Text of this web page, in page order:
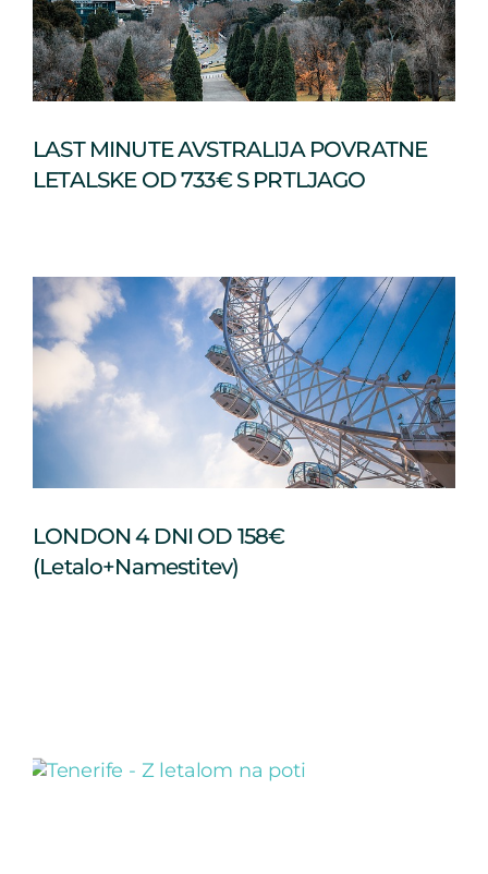
LAST MINUTE AVSTRALIJA POVRATNE
LETALSKE OD 733€ S PRTLJAGO
LONDON 4 DNI OD 158€
(letalo+namestitev)